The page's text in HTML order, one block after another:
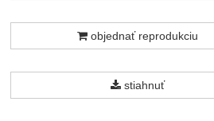
objednať reprodukciu
stiahnuť